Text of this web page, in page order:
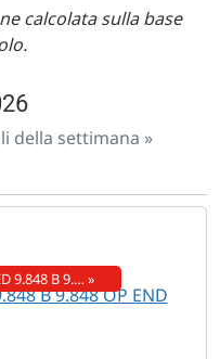
calcolata sulla base
della settimana »
9.848 B 9.… »